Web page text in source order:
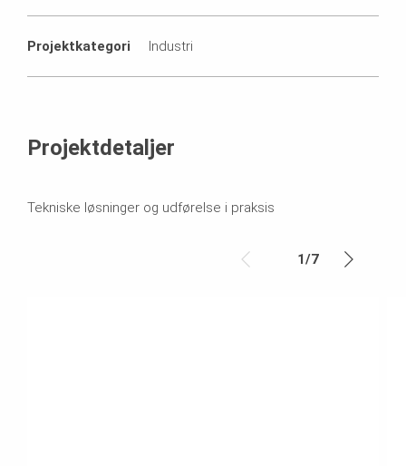
Projektkategori Industri
Projektdetaljer
Tekniske løsninger og udførelse i praksis
1/7